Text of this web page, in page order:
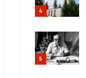
4
5